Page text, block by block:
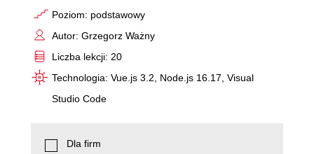
Poziom: podstawowy
Autor: Grzegorz Ważny
Liczba lekcji: 20
Technologia: Vue.js 3.2, Node.js 16.17, Visual
Studio Code
Dla firm